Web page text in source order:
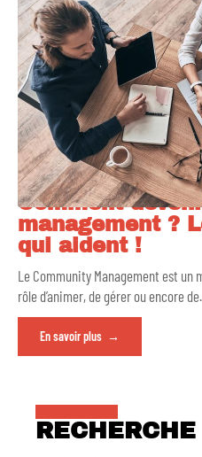
Comment
management ?
qui aident !
Le Community Management est
rôle d’animer, de gérer ou encore de
En savoir plus
RECHERCHE